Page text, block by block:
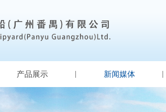
产品展示 新闻媒体